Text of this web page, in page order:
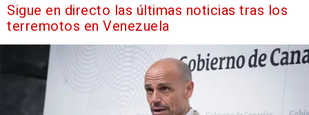
Sigue en directo las últimas noticias tras los
terremotos en Venezuela